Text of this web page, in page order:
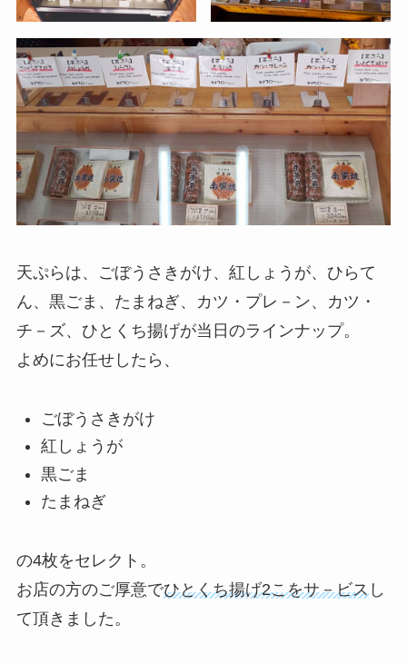
天ぷらは、ごぼうさきがけ、紅しょうが、ひらて
ん、黒ごま、たまねぎ、カツ・プレ－ン、カツ・
チ－ズ、ひとくち揚げが当日のラインナップ。
よめにお任せしたら、
ごぼうさきがけ
紅しょうが
黒ごま
たまねぎ
の4枚をセレクト。
お店の方のご厚意でひとくち揚げ2こをサ－ビスし
て頂きました。